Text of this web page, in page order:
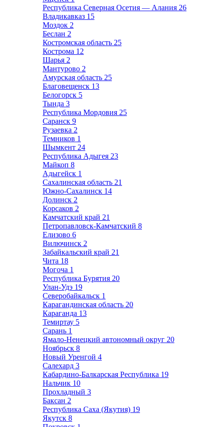
Республика Северная Осетия — Алания 26
Владикавказ 15
Моздок 2
Беслан 2
Костромская область 25
Кострома 12
Шарья 2
Мантурово 2
Амурская область 25
Благовещенск 13
Белогорск 5
Тында 3
Республика Мордовия 25
Саранск 9
Рузаевка 2
Темников 1
Шымкент 24
Республика Адыгея 23
Майкоп 8
Адыгейск 1
Сахалинская область 21
Южно-Сахалинск 14
Долинск 2
Корсаков 2
Камчатский край 21
Петропавловск-Камчатский 8
Елизово 6
Вилючинск 2
Забайкальский край 21
Чита 18
Могоча 1
Республика Бурятия 20
Улан-Удэ 19
Северобайкальск 1
Карагандинская область 20
Караганда 13
Темиртау 5
Сарань 1
Ямало-Ненецкий автономный округ 20
Ноябрьск 8
Новый Уренгой 4
Салехард 3
Кабардино-Балкарская Республика 19
Нальчик 10
Прохладный 3
Баксан 2
Республика Саха (Якутия) 19
Якутск 8